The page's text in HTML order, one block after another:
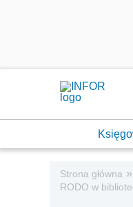
Strona główna »
RODO w